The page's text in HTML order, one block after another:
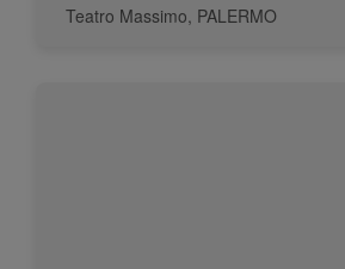
Teatro Massimo, PALERMO